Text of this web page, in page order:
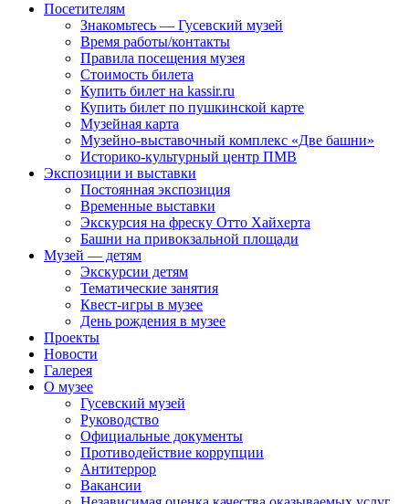
Посетителям
Знакомьтесь — Гусевский музей
Время работы/контакты
Правила посещения музея
Стоимость билета
Купить билет на kassir.ru
Купить билет по пушкинской карте
Музейная карта
Музейно-выставочный комплекс «Две башни»
Историко-культурный центр ПМВ
Экспозиции и выставки
Постоянная экспозиция
Временные выставки
Экскурсия на фреску Отто Хайхерта
Башни на привокзальной площади
Музей — детям
Экскурсии детям
Тематические занятия
Квест-игры в музее
День рождения в музее
Проекты
Новости
Галерея
О музее
Гусевский музей
Руководство
Официальные документы
Противодействие коррупции
Антитеррор
Вакансии